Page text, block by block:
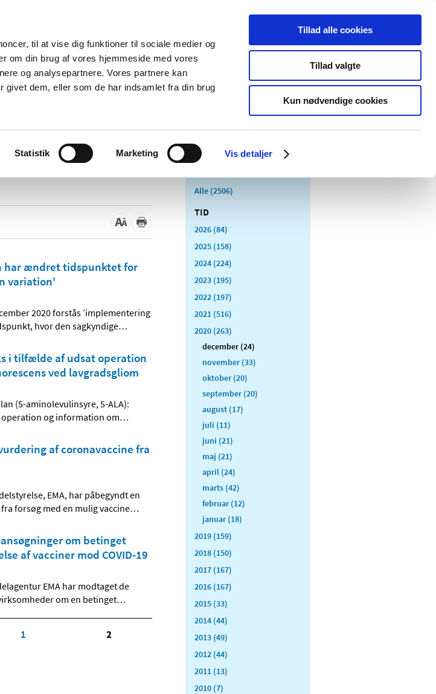
til at vise dig funktioner til sociale medier og
om din brug af vores hjemmeside med vores
og analysepartnere. Vores partnere kan
givet dem, eller som de har indsamlet fra din brug
Statistik Marketing Vis detaljer
Tillad alle cookies
Tillad valgte
Kun nødvendige cookies
Nyheder Om os Kontakt Udgivelser
og
Apoteker og salg af
Medicinsk
Særlige
produktområder
har ændret tidspunktet for
variation'
2020 forstås ’implementering
hvor den sagkyndige…
i tilfælde af udsat operation
ved lavgradsgliom
(5-aminolevulinsyre, 5-ALA):
og information om…
af coronavaccine fra
EMA, har påbegyndt en
forsøg med en mulig vaccine…
om betinget
af vacciner mod COVID-19
EMA har modtaget de
om en betinget…
1 2
Alle (2506)
TID
2026 (84)
2025 (158)
2024 (224)
2023 (195)
2022 (197)
2021 (516)
2020 (263)
december (24)
november (33)
oktober (20)
september (20)
august (17)
juli (11)
juni (21)
maj (21)
april (24)
marts (42)
februar (12)
januar (18)
2019 (159)
2018 (150)
2017 (167)
2016 (167)
2015 (33)
2014 (44)
2013 (49)
2012 (44)
2011 (13)
2010 (7)